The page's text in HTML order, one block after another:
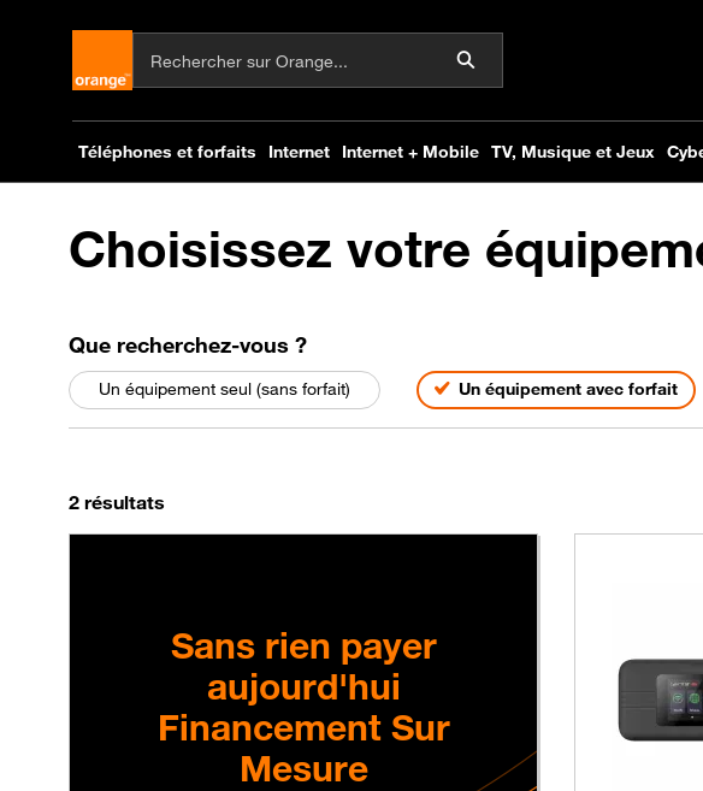
Choisissez votre
Que recherchez-vous parmi les choix suivants
?
Un équipement seul (sans forfait) Un équipement avec forfait
On a trouvé
2 résultats
Sans rien payer
aujourd'hui
Financement Sur
Mesure